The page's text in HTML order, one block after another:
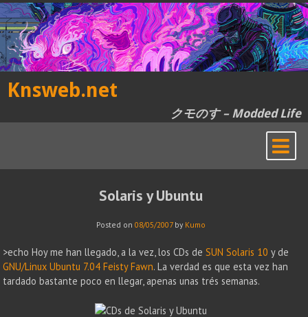
Skip
to
content
Knsweb.net
クモのす – Modded Life
Solaris y Ubuntu
Posted on08/05/2007by Kumo
>echo Hoy me han llegado, a la vez, los CDs deSUN Solaris 10 y de
GNU/Linux Ubuntu 7.04 Feisty Fawn. La verdad es que esta vez han
tardado bastante poco en llegar, apenas unas trés semanas.